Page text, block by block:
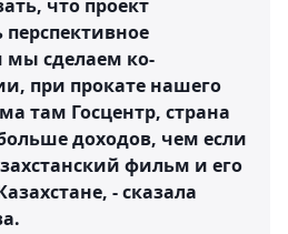
что проект
мы сделаем ко-
при прокате нашего
там Госцентр, страна
доходов, чем если
фильм и его
- сказала